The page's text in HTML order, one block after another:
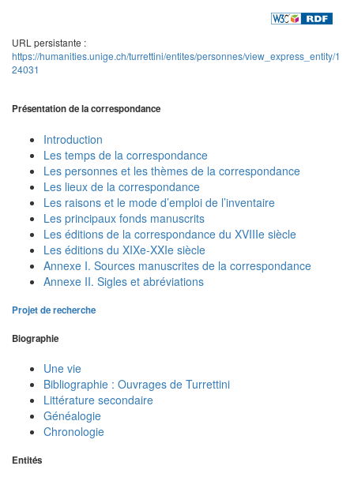
URL persistante :
https://humanities.unige.ch/turrettini/entites/personnes/view_express_entity/1
24031
Présentation de la correspondance
Introduction
Les temps de la correspondance
Les personnes et les thèmes de la correspondance
Les lieux de la correspondance
Les raisons et le mode d’emploi de l’inventaire
Les principaux fonds manuscrits
Les éditions de la correspondance du XVIIIe siècle
Les éditions du XIXe-XXIe siècle
Annexe I. Sources manuscrites de la correspondance
Annexe II. Sigles et abréviations
Projet de recherche
Biographie
Une vie
Bibliographie : Ouvrages de Turrettini
Littérature secondaire
Généalogie
Chronologie
Entités